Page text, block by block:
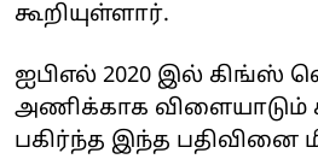
கூறியுள்ளார்.
ஐபிஎல் 2020 இல் கிங்ஸ்
அணிக்காக விளையாடும்
பகிர்ந்த இந்த பதிவினை